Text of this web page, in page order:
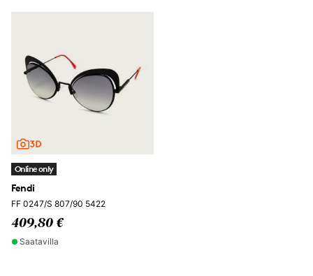
Online only
Fendi
FF 0247/S 807/90 5422
409,80 €
Saatavilla